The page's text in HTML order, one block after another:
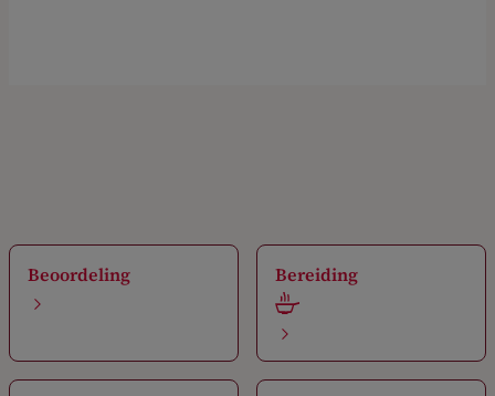
Beoordeling Bereiding